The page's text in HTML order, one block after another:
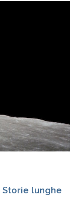
Storie lunghe